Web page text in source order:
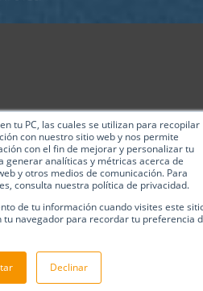
tu PC, las cuales se utilizan para recopilar
con nuestro sitio web y nos permite
con el fin de mejorar y personalizar tu
generar analíticas y métricas acerca de
y otros medios de comunicación. Para
consulta nuestra política de privacidad.
de tu información cuando visites este
tu navegador para recordar tu preferencia
Declinar